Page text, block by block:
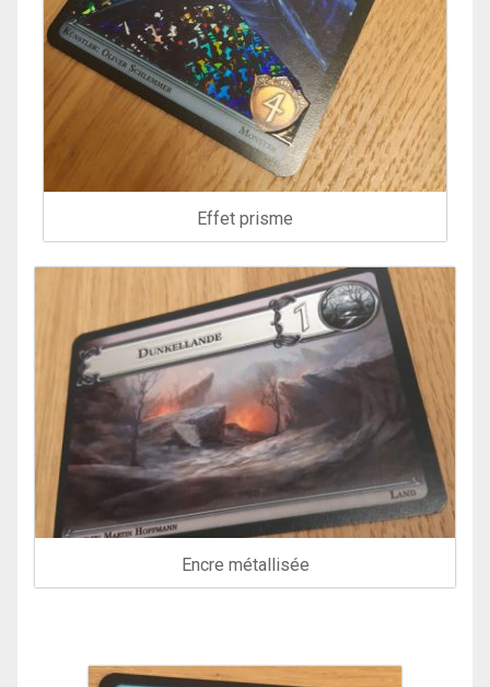
Effet prisme
Encre métallisée